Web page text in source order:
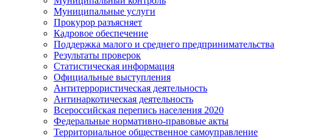
Муниципальные услуги
Прокурор разъясняет
Кадровое обеспечение
Поддержка малого и среднего предпринимательства
Результаты проверок
Статистическая информация
Официальные выступления
Антитеррористическая деятельность
Антинаркотическая деятельность
Всероссийская перепись населения 2020
Федеральные нормативно-правовые акты
Территориальное общественное самоуправление